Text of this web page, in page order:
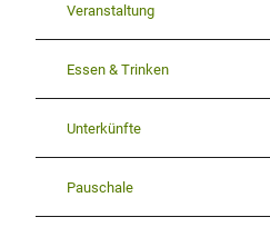
Veranstaltung
Essen & Trinken
Unterkünfte
Pauschale